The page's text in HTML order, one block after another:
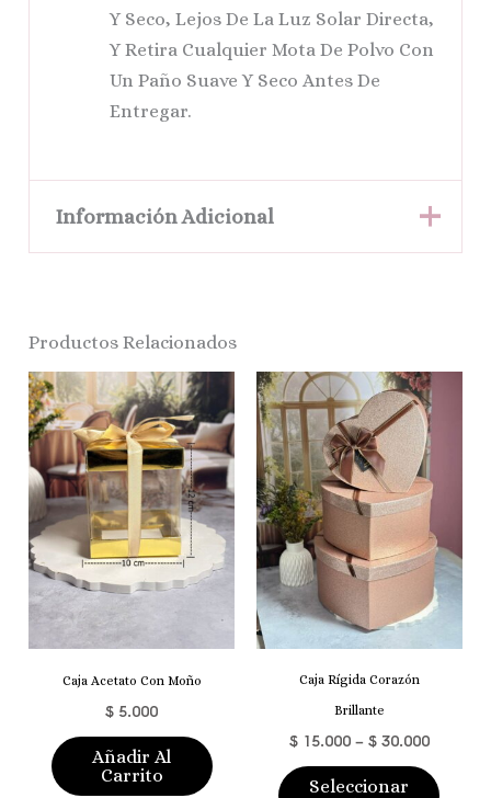
Y Seco, Lejos De La Luz Solar Directa,
Y Retira Cualquier Mota De Polvo Con
Un Paño Suave Y Seco Antes De
Entregar.
Información Adicional
Productos Relacionados
Caja Acetato Con Moño
$ 5.000
Añadir Al
Carrito
Caja Rígida Corazón
Brillante
$15.000 – $30.000
Price
Range:
$ 15.000
Through
$ 30.000
Seleccionar
Se
De